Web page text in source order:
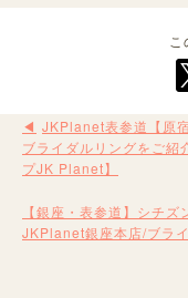
JKPlanet表参道【原
ブライダルリングをご紹
プJK Planet】
【銀座・表参道】シチ
JKPlanet銀座本店/ブラ